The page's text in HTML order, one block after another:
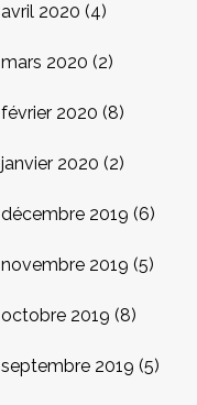
avril 2020 (4)
mars 2020 (2)
février 2020 (8)
janvier 2020 (2)
décembre 2019 (6)
novembre 2019 (5)
octobre 2019 (8)
septembre 2019 (5)